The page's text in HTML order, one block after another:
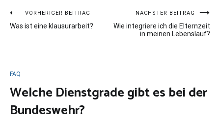
Beitragsnavigation
VORHERIGER BEITRAG
Was ist eine klausurarbeit?
NÄCHSTER BEITRAG
Wie integriere ich die Elternzeit
in meinen Lebenslauf?
FAQ
Welche Dienstgrade gibt es bei der
Bundeswehr?